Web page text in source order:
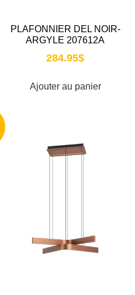
PLAFONNIER DEL NOIR-
ARGYLE 207612A
284.95$
Ajouter au panier